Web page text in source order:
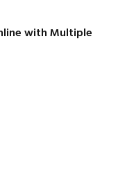
with Multiple